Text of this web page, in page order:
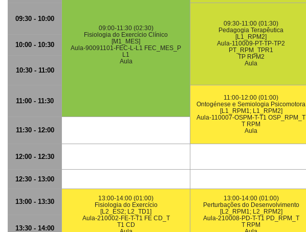
09:00-11:30 (02:30)
Fisiologia do Exercício Clínico
[M1_MES]
Aula-90091101-FEC-L-L1 FEC_MES_P
L1
Aula
09:30 - 10:00
09:30-11:00 (01:30)
Pedagogia Terapêutica
[L1_RPM2]
Aula-110009-PT-TP-TP2
PT_RPM_TPR1
TP RPM2
Aula
10:00 - 10:30
10:30 - 11:00
11:00 - 11:30
11:00-12:00 (01:00)
Ontogénese e Semiologia Psicomotora
[L1_RPM1; L1_RPM2]
Aula-110007-OSPM-T-T1 OSP_RPM_T
T RPM
Aula
11:30 - 12:00
12:00 - 12:30
12:30 - 13:00
13:00 - 13:30
13:00-14:00 (01:00)
Fisiologia do Exercício
[L2_ES2; L2_TD1]
Aula-210002-FE-T-T1 FE CD_T
T1 CD
13:00-14:00 (01:00)
Perturbações do Desenvolvimento
[L2_RPM1; L2_RPM2]
Aula-210008-PD-T-T1 PD_RPM_T
T RPM
13:30 - 14:00